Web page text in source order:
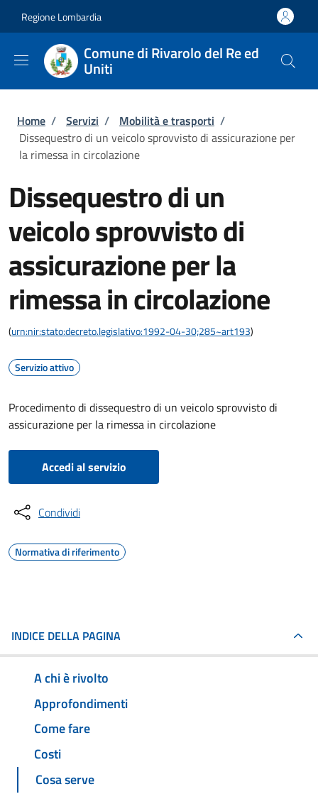
Regione Lombardia
Comune di Rivarolo del Re ed
Uniti
Briciole di pane
Home / Servizi / Mobilità e trasporti /
Dissequestro di un veicolo sprovvisto di assicurazione per
la rimessa in circolazione
Dissequestro di un
veicolo sprovvisto di
assicurazione per la
rimessa in circolazione
(urn:nir:stato:decreto.legislativo:1992-04-30;285~art193)
Servizio attivo
Procedimento di dissequestro di un veicolo sprovvisto di
assicurazione per la rimessa in circolazione
Accedi al servizio
Condividi
Normativa di riferimento
INDICE DELLA PAGINA
A chi è rivolto
Approfondimenti
Come fare
Costi
Cosa serve